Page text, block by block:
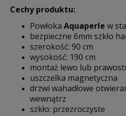
Cechy produktu:
Powłoka Aquaperle w
bezpieczne 6mm szkło
szerokość: 90 cm
wysokość: 190 cm
montaż lewo lub
uszczelka magnetyczna
drzwi wahadłowe
wewnątrz
szkło: przezroczyste